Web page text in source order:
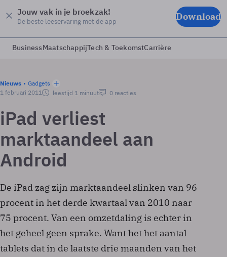
Jouw vak in je broekzak!
De beste leeservaring met de app Download
BusinessMaatschappijTech & ToekomstCarrière
Nieuws
Gadgets
1 februari 2011
leestijd 1 minuut 0 reacties
iPad verliest
marktaandeel aan
Android
De iPad zag zijn marktaandeel slinken van 96
procent in het derde kwartaal van 2010 naar
75 procent. Van een omzetdaling is echter in
het geheel geen sprake. Want het het aantal
tablets dat in de laatste drie maanden van het